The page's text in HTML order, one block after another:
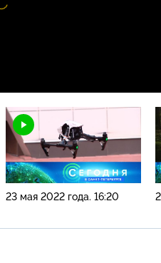
Видео
проигрыватель
23 мая 2022 года. 16:20